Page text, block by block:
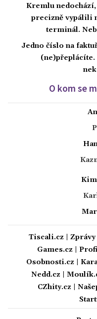
Kremlu
precizně vypálili
terminál.
Jedno číslo na
(ne)přeplácíte.
O kom se
Tiscali.cz Zprávy|
Games.cz
Osobnosti.cz
Nedd.cz
CZhity.cz